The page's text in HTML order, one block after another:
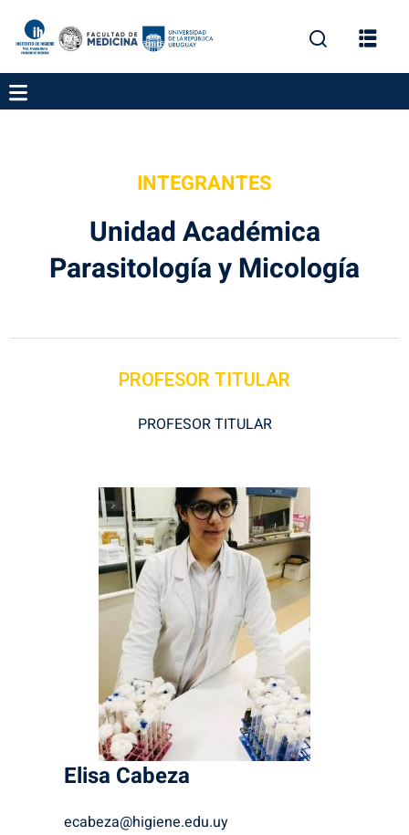
INTEGRANTES
Unidad Académica
Parasitología y Micología
PROFESOR TITULAR
PROFESOR TITULAR
Elisa Cabeza
ecabeza@higiene.edu.uy